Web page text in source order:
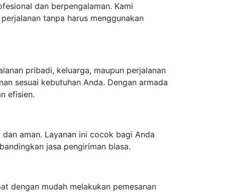
dan berpengalaman. Kami
tanpa harus menggunakan
pribadi, keluarga, maupun perjalanan
sesuai kebutuhan Anda. Dengan armada
efisien.
aman. Layanan ini cocok bagi Anda
jasa pengiriman biasa.
dengan mudah melakukan pemesanan